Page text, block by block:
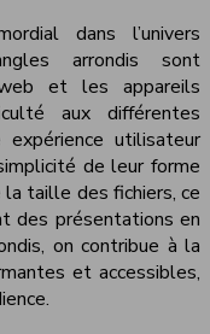
dans l’univers
arrondis sont
et les appareils
aux différentes
expérience utilisateur
de leur forme
taille des fichiers, ce
des présentations en
on contribue à la
et accessibles,